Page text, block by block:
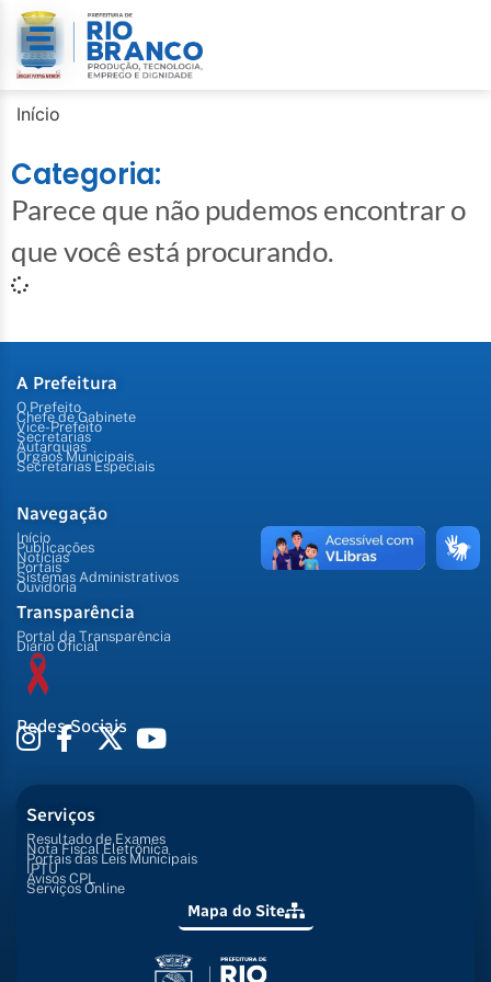
Início
Categoria:
Parece que não pudemos encontrar o
que você está procurando.
A Prefeitura
O Prefeito
Chefe de Gabinete
Vice-Prefeito
Secretarias
Autarquias
Órgãos Municipais
Secretarias Especiais
Navegação
Início
Publicações
Notícias
Portais
Sistemas Administrativos
Ouvidoria
Transparência
Portal da Transparência
Diário Oficial
Redes Sociais
Serviços
Resultado de Exames
Nota Fiscal Eletrônica
Portais das Leis Municipais
IPTU
Avisos CPL
Serviços Online
Mapa do Site